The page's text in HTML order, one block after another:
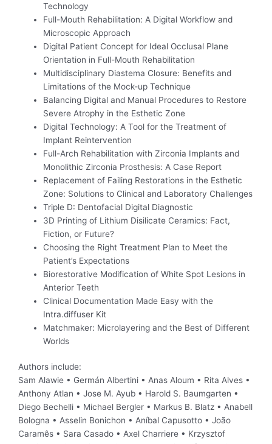
Technology
Full-Mouth Rehabilitation: A Digital Workflow and
Microscopic Approach
Digital Patient Concept for Ideal Occlusal Plane
Orientation in Full-Mouth Rehabilitation
Multidisciplinary Diastema Closure: Benefits and
Limitations of the Mock-up Technique
Balancing Digital and Manual Procedures to Restore
Severe Atrophy in the Esthetic Zone
Digital Technology: A Tool for the Treatment of
Implant Reintervention
Full-Arch Rehabilitation with Zirconia Implants and
Monolithic Zirconia Prosthesis: A Case Report
Replacement of Failing Restorations in the Esthetic
Zone: Solutions to Clinical and Laboratory Challenges
Triple D: Dentofacial Digital Diagnostic
3D Printing of Lithium Disilicate Ceramics: Fact,
Fiction, or Future?
Choosing the Right Treatment Plan to Meet the
Patient’s Expectations
Biorestorative Modification of White Spot Lesions in
Anterior Teeth
Clinical Documentation Made Easy with the
Intra.diffuser Kit
Matchmaker: Microlayering and the Best of Different
Worlds
Authors include:
Sam Alawie • Germán Albertini • Anas Aloum • Rita Alves •
Anthony Atlan • Jose M. Ayub • Harold S. Baumgarten •
Diego Bechelli • Michael Bergler • Markus B. Blatz • Anabell
Bologna • Asselin Bonichon • Aníbal Capusotto • João
Caramês • Sara Casado • Axel Charriere • Krzysztof